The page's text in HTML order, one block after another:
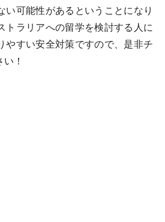
い可能性があるということになり
トラリアへの留学を検討する人に
やすい安全対策ですので、是非チ
！